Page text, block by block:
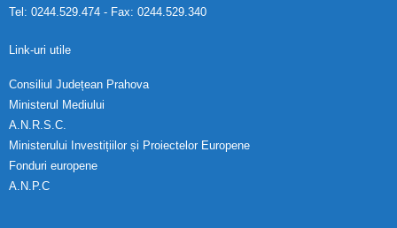
Tel: 0244.529.474 - Fax: 0244.529.340
Link-uri utile
Consiliul Județean Prahova
Ministerul Mediului
A.N.R.S.C.
Ministerului Investițiilor și Proiectelor Europene
Fonduri europene
A.N.P.C